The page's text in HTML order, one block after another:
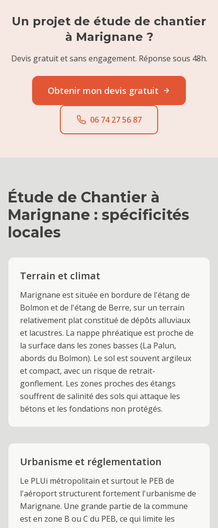
Un projet de étude de chantier
à Marignane ?
Devis gratuit et sans engagement. Réponse sous 48h.
Obtenir mon devis gratuit
06 74 27 56 87
Étude de Chantier à
Marignane : spécificités
locales
Terrain et climat
Marignane est située en bordure de l'étang de
Bolmon et de l'étang de Berre, sur un terrain
relativement plat constitué de dépôts alluviaux
et lacustres. La nappe phréatique est proche de
la surface dans les zones basses (La Palun,
abords du Bolmon). Le sol est souvent argileux
et compact, avec un risque de retrait-
gonflement. Les zones proches des étangs
souffrent de salinité des sols qui attaque les
bétons et les fondations non protégés.
Urbanisme et réglementation
Le PLUi métropolitain et surtout le PEB de
l'aéroport structurent fortement l'urbanisme de
Marignane. Une grande partie de la commune
est en zone B ou C du PEB, ce qui limite les